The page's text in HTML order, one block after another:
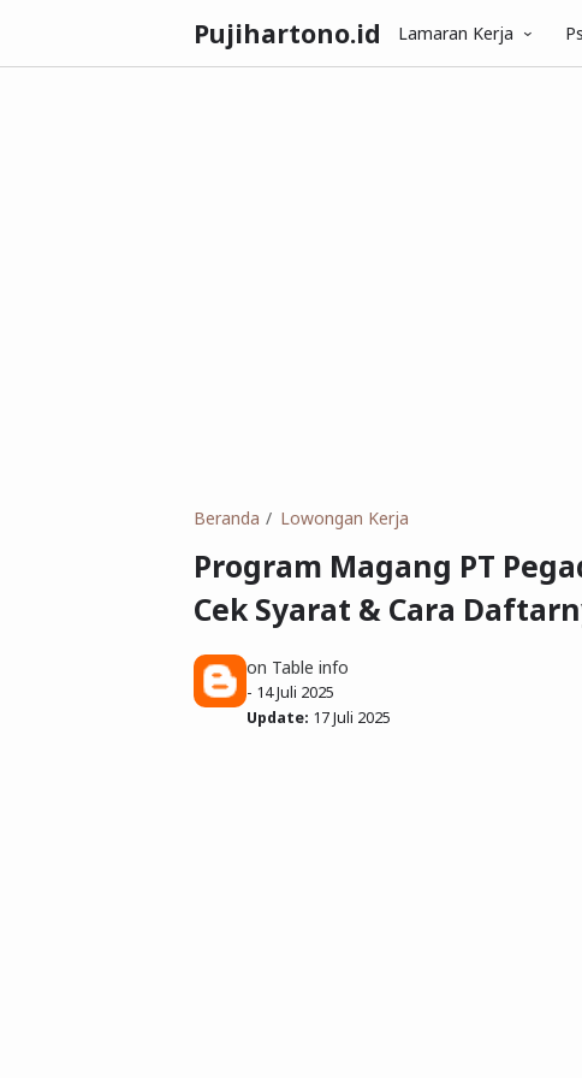
Pujihartono.id Lamaran Kerja
Beranda Lowongan Kerja
Program Magang PT
Cek Syarat & Cara
on Table info
- 14 Juli 2025
Update: 17 Juli 2025